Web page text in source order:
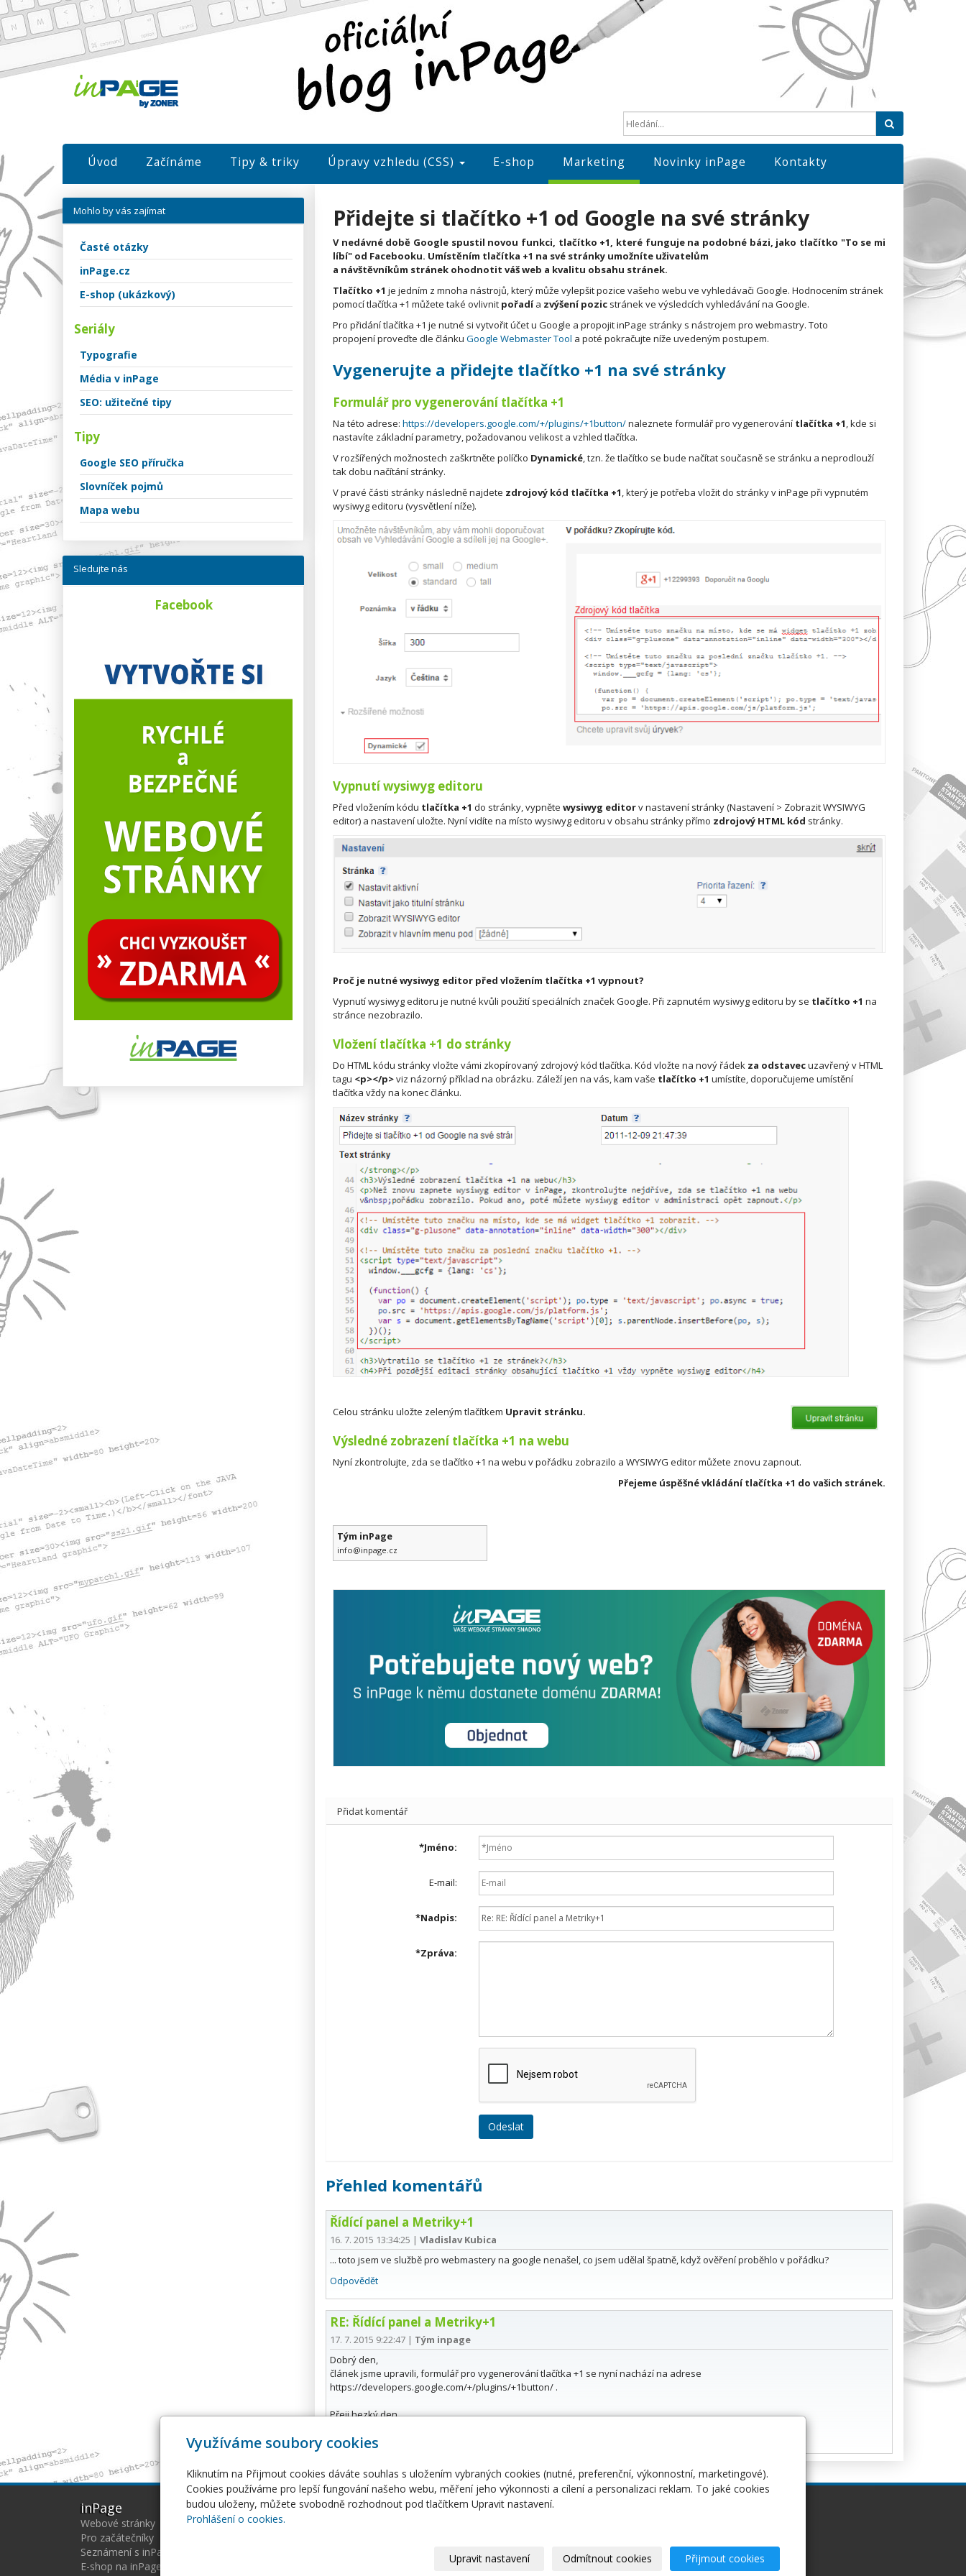
Úvod Začínáme Tipy & triky Úpravy vzhledu (CSS) E-shop Marketing Novinky inPage Kontakty
Přidejte si tlačítko +1 od Google na své stránky
V nedávné době Google spustil novou funkci, tlačítko +1, které funguje na podobné bázi, jako tlačítko "To se mi
líbí" od Facebooku. Umístěním tlačítka +1 na své stránky umožníte uživatelům
a návštěvníkům stránek ohodnotit váš web a kvalitu obsahu stránek.
Tlačítko +1 je jedním z mnoha nástrojů, který může vylepšit pozice vašeho webu ve vyhledávači Google. Hodnocením stránek
pomocí tlačítka +1 můžete také ovlivnit pořadía zvýšení pozic stránek ve výsledcích vyhledávání na Google.
Pro přidání tlačítka +1 je nutné si vytvořit účet u Google a propojit inPage stránky s nástrojem pro webmastry. Toto
propojení proveďte dle článku Google Webmaster Tool a poté pokračujte níže uvedeným postupem.
Vygenerujte a přidejte tlačítko +1 na své stránky
Formulář pro vygenerování tlačítka +1
Na této adrese: https://developers.google.com/+/plugins/+1button/naleznete formulář pro vygenerování tlačítka +1, kde si
nastavíte základní parametry, požadovanou velikost a vzhled tlačítka.
V rozšířených možnostech zaškrtněte políčko Dynamické, tzn. že tlačítko se bude načítat současně se stránku a neprodlouží
tak dobu načítání stránky.
V pravé části stránky následně najdete zdrojový kód tlačítka +1, který je potřeba vložit do stránky v inPage při vypnutém
wysiwyg editoru (vysvětlení níže).
Vypnutí wysiwyg editoru
Před vložením kódu tlačítka +1 do stránky, vypněte wysiwyg editorv nastavení stránky (Nastavení > Zobrazit WYSIWYG
editor) a nastavení uložte. Nyní vidíte na místo wysiwyg editoru v obsahu stránky přímo zdrojový HTML kód stránky.
Proč je nutné wysiwyg editor před vložením tlačítka +1 vypnout?
Vypnutí wysiwyg editoru je nutné kvůli použití speciálních značek Google. Při zapnutém wysiwyg editoru by se tlačítko +1 na
stránce nezobrazilo.
Vložení tlačítka +1 do stránky
Do HTML kódu stránky vložte vámi zkopírovaný zdrojový kód tlačítka. Kód vložte na nový řádek za odstavecuzavřený v HTML
tagu <p></p>viz názorný příklad na obrázku. Záleží jen na vás, kam vaše tlačítko +1 umístíte, doporučujeme umístění
tlačítka vždy na konec článku.
Celou stránku uložte zeleným tlačítkem Upravit stránku.
Výsledné zobrazení tlačítka +1 na webu
Nyní zkontrolujte, zda se tlačítko +1 na webu v pořádku zobrazilo a WYSIWYG editor můžete znovu zapnout.
Přejeme úspěšné vkládání tlačítka +1 do vašich stránek.
Tým inPage
info@inpage.cz
Přidat komentář
*Jméno:
E-mail:
*Nadpis:
*Zpráva:
Přehled komentářů
Řídící panel a Metriky+1
16. 7. 2015 13:34:25 | Vladislav Kubica
... toto jsem ve službě pro webmastery na google nenašel, co jsem udělal špatně, když ověření proběhlo v pořádku?
Odpovědět
RE: Řídící panel a Metriky+1
17. 7. 2015 9:22:47 | Tým inpage
Dobrý den,
článek jsme upravili, formulář pro vygenerování tlačítka +1 se nyní nachází na adrese
https://developers.google.com/+/plugins/+1button/ .
Přeji hezký den.
Odpovědět
Mohlo by vás zajímat
Časté otázky
inPage.cz
E-shop (ukázkový)
Seriály
Typografie
Média v inPage
SEO: užitečné tipy
Tipy
Google SEO příručka
Slovníček pojmů
Mapa webu
Sledujte nás
Facebook
inPage
Webové stránky
Pro začátečníky
Seznámení s inPage
E-shop na inPage
Webhosting Domény
Doména EU
Domény COM
Využíváme soubory cookies
Kliknutím na Přijmout cookies dáváte souhlas s uložením vybraných cookies (nutné, preferenční, výkonnostní, marketingové).
Cookies používáme pro lepší fungování našeho webu, měření jeho výkonnosti a cílení a personalizaci reklam. To jaké cookies
budou uloženy, můžete svobodně rozhodnout pod tlačítkem Upravit nastavení.
Prohlášení o cookies.
Upravit nastavení Odmítnout cookies Přijmout cookies